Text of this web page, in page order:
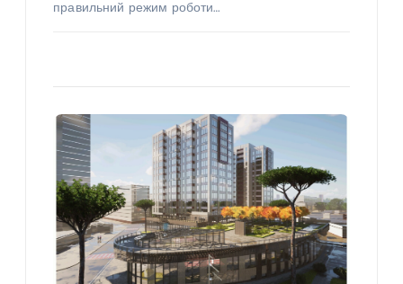
правильний режим роботи…